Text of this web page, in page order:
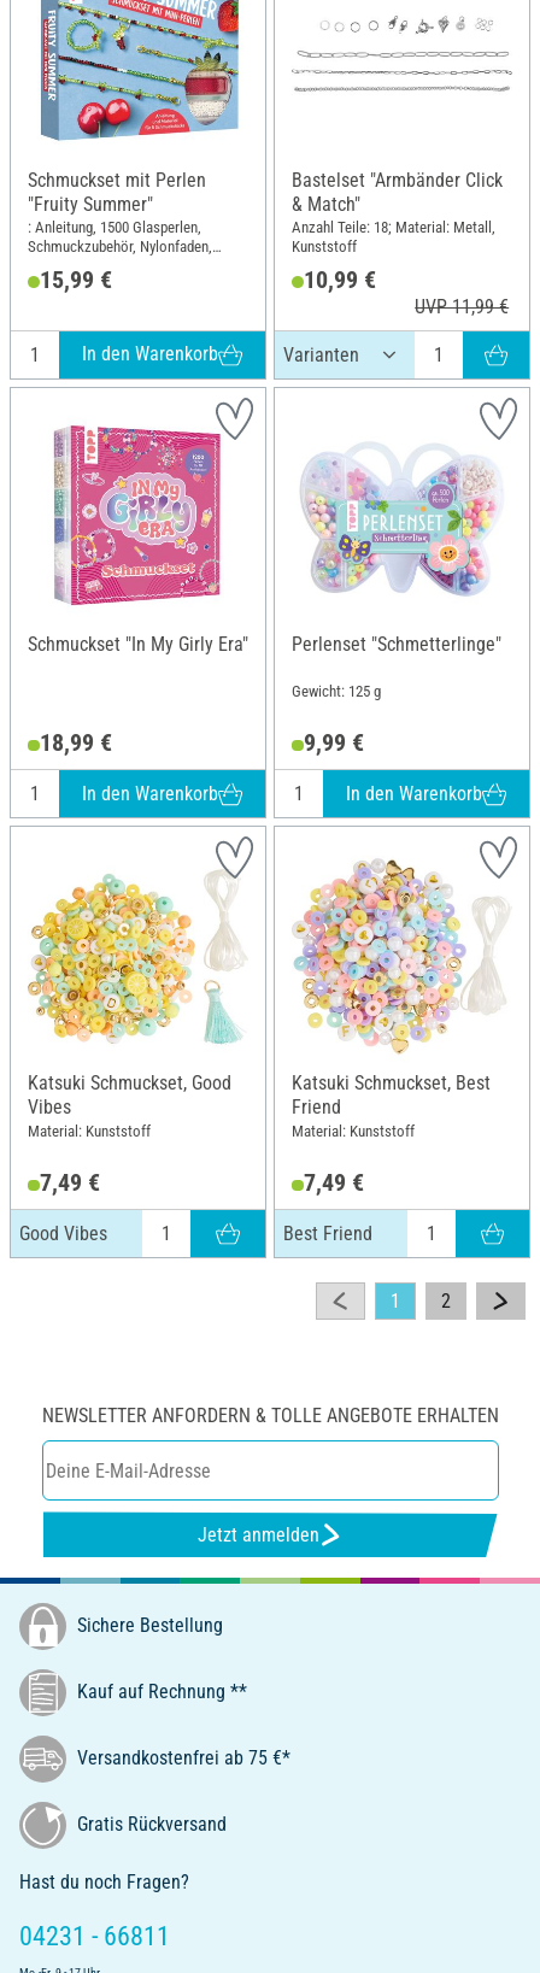
Schmuckset mit Perlen
"Fruity Summer"
: Anleitung, 1500 Glasperlen,
Schmuckzubehör, Nylonfaden,
14 cm; Material: Glas, Metall,
15,99 €
In den Warenkorb
Bastelset "Armbänder Click
& Match"
Anzahl Teile: 18; Material: Metall,
Kunststoff
10,99 €
UVP 11,99 €
Schmuckset "In My Girly Era"
18,99 €
In den Warenkorb
Perlenset "Schmetterlinge"
Gewicht: 125 g
9,99 €
In den Warenkorb
Katsuki Schmuckset, Good
Vibes
Material: Kunststoff
7,49 €
Good Vibes
Katsuki Schmuckset, Best
Friend
Material: Kunststoff
7,49 €
Best Friend
1 2
NEWSLETTER ANFORDERN & TOLLE ANGEBOTE ERHALTEN
Jetzt anmelden
Sichere Bestellung
Kauf auf Rechnung **
Versandkostenfrei ab 75 €*
Gratis Rückversand
Hast du noch Fragen?
04231 - 66811